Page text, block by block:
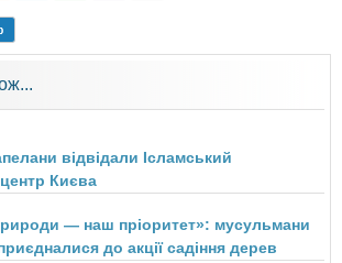
відвідали Ісламський
Києва
— наш пріоритет»: мусульмани
до акції садіння дерев